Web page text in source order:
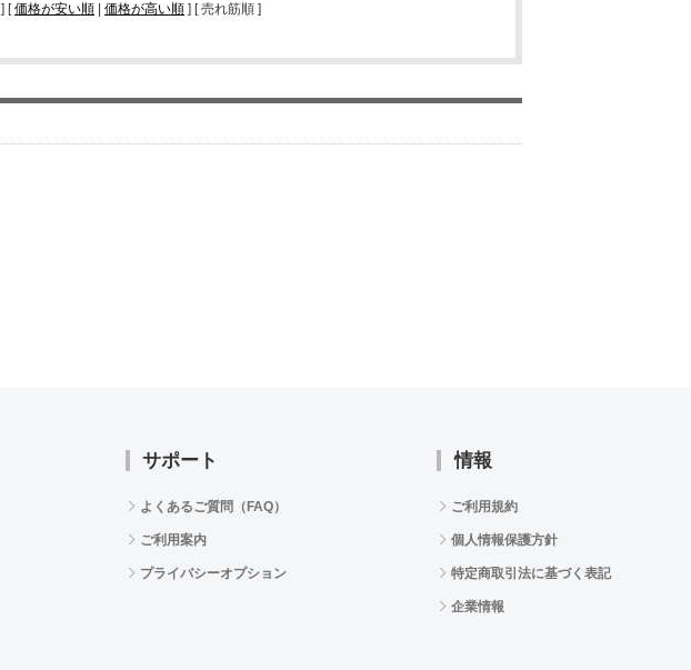
] [価格が安い順 | 価格が高い順 ] [ 売れ筋順 ]
サポート
よくあるご質問（FAQ）
ご利用案内
プライバシーオプション
情報
ご利用規約
個人情報保護方針
特定商取引法に基づく表記
企業情報